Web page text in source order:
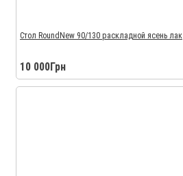
Стол RoundNew 90/130 раскладной ясень лак
10 000Грн